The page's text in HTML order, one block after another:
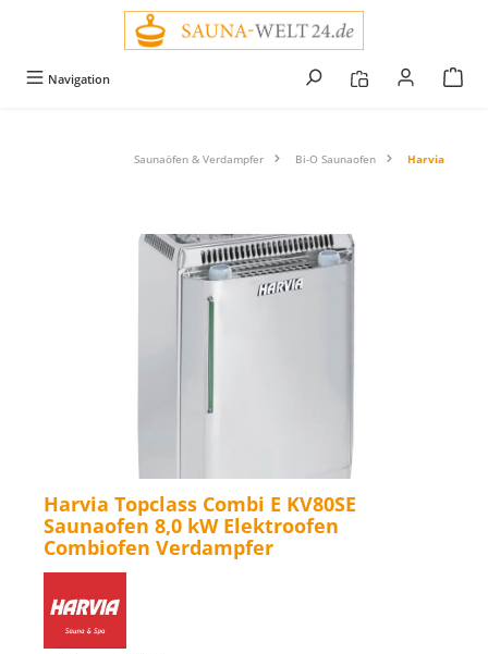
Navigation
Saunaöfen & Verdampfer Bi-O Saunaofen Harvia
Bildergalerie überspringen
Harvia Topclass Combi E KV80SE
Saunaofen 8,0 kW Elektroofen
Combiofen Verdampfer